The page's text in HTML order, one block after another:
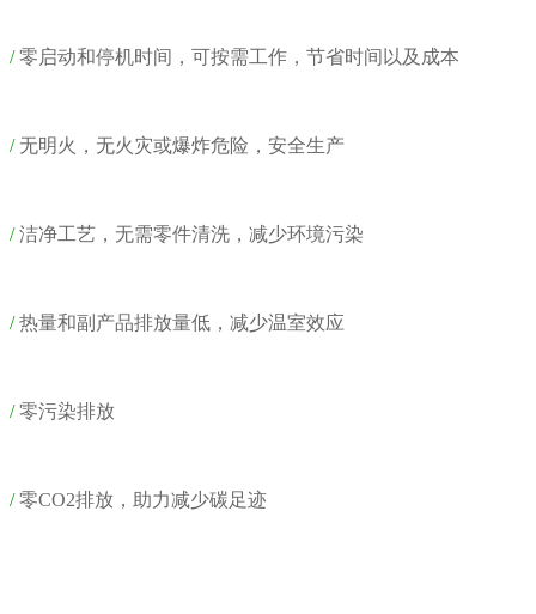
/零启动和停机时间，可按需工作，节省时间以及成本
/ 无明火，无火灾或爆炸危险，安全生产
/洁净工艺，无需零件清洗，减少环境污染
/热量和副产品排放量低，减少温室效应
/零污染排放
/零CO2排放，助力减少碳足迹